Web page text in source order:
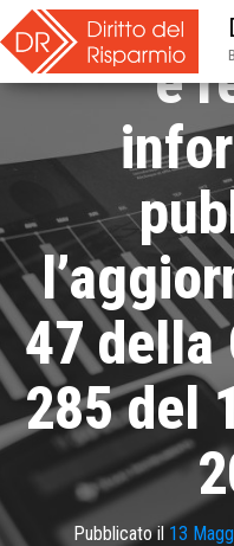
e
47 della
285 del
Pubblicato il 13